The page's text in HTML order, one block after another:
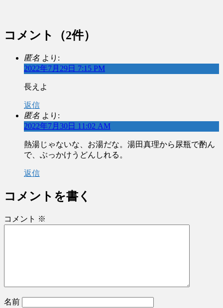
コメント （2件）
匿名 より:
2022年7月29日 7:15 PM
長えよ
返信
匿名 より:
2022年7月30日 11:02 AM
熱湯じゃないな、お湯だな。湯田真理から尿瓶で酌ん
で、ぶっかけうどんしれる。
返信
コメントを書く
コメント ※
名前